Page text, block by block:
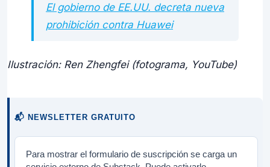
El gobierno de EE.UU. decreta nueva
prohibición contra Huawei
Ilustración: Ren Zhengfei (fotograma, YouTube)
📬 NEWSLETTER GRATUITO
Para mostrar el formulario de suscripción se carga un